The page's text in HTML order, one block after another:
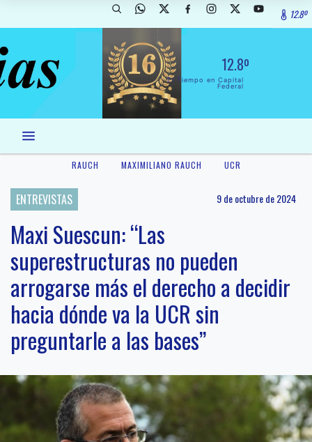
12.8º
12.8º
El Tiempo en Capital
Federal
RAUCH MAXIMILIANO RAUCH UCR
ENTREVISTAS 9 de octubre de 2024
Maxi Suescun: “Las
superestructuras no pueden
arrogarse más el derecho a decidir
hacia dónde va la UCR sin
preguntarle a las bases”